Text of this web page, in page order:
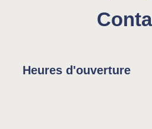
Heures d'ouverture